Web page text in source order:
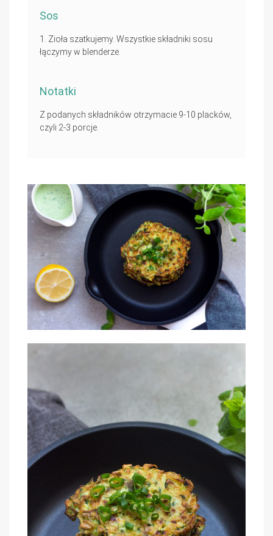
Sos
Zioła szatkujemy. Wszystkie składniki sosu
łączymy w blenderze.
Notatki
Z podanych składników otrzymacie 9-10 placków,
czyli 2-3 porcje.